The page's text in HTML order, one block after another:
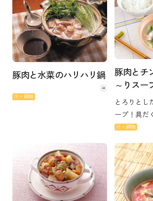
豚肉と水菜のハリハリ鍋
汁・鍋物
豚肉とチ
～りスー
とろりとし
ープ！具だ
とあっさり
汁・鍋物